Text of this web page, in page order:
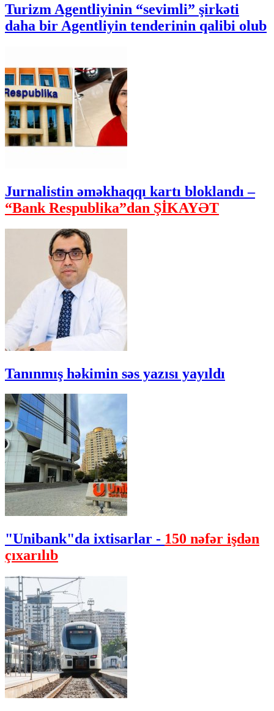
Turizm Agentliyinin “sevimli” şirkəti
daha bir Agentliyin tenderinin qalibi olub
Jurnalistin əməkhaqqı kartı bloklandı –
“Bank Respublika”dan ŞİKAYƏT
Tanınmış həkimin səs yazısı yayıldı
"Unibank"da ixtisarlar - 150 nəfər işdən
çıxarılıb